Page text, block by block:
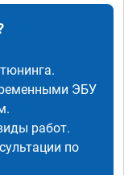
ЭБУ
работ.
по